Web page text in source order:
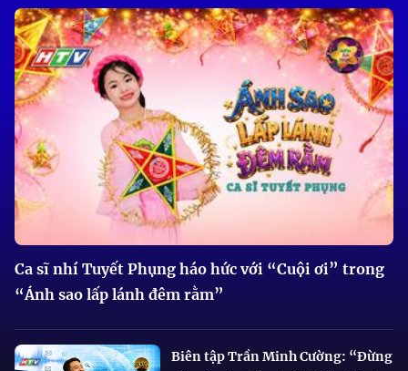
Ca sĩ nhí Tuyết Phụng háo hức với “Cuội ơi” trong
“Ánh sao lấp lánh đêm rằm”
Biên tập Trần Minh Cường: “Đừng